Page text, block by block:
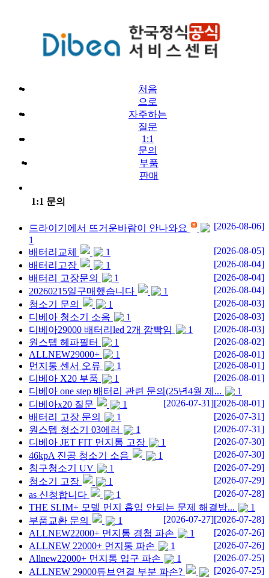
처음
으로
자주하는
질문
1:1
문의
부품
판매
1:1 문의
드라이기에서 뜨거운바람이 안나와요
[2026-08-06]
1
배터리교체
[2026-08-05]
1
배터리고장
[2026-08-04]
1
배터리 고장문의
[2026-08-04]
1
20260215일구매했습니다
[2026-08-04]
1
청소기 문의
[2026-08-03]
1
디베아 청소기 소음
[2026-08-03]
1
디베아29000 배터리led 2개 깜빡임
[2026-08-03]
1
원스텝 헤파필터
[2026-08-02]
1
ALLNEW29000+
[2026-08-01]
1
먼지통 센서 오류
[2026-08-01]
1
디베아 X20 부품
[2026-08-01]
1
디베아 one step 배터리 관련 문의(25년4월 제...
[2026-08-01]
1
디베아x20 질문
[2026-07-31]
1
배터리 고장 문의
[2026-07-31]
1
원스텝 청소기 03에러
[2026-07-31]
1
디베아 JET FIT 먼지통 고장
[2026-07-30]
1
46kpA 진공 청소기 소음
[2026-07-30]
1
침구청소기 UV
[2026-07-29]
1
청소기 고장
[2026-07-29]
1
as 신청합니다
[2026-07-28]
1
THE SLIM+ 모델 먼지 흡입 안되는 문제 해결방...
[2026-07-28]
1
부품교환 문의
[2026-07-27]
1
ALLNEW22000+ 먼지통 경첩 파손
[2026-07-26]
1
ALLNEW 22000+ 먼지통 파손
[2026-07-26]
1
Allnew22000+ 먼지통 입구 파손
[2026-07-25]
1
ALLNEW 29000튜브연결 부분 파손?
[2026-07-25]